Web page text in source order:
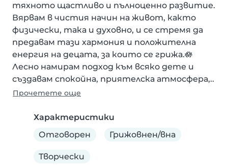
тяхното щастливо и пълноценно развитие.
Вярвам в чистия начин на живот, както
физически, така и духовно, и се стремя да
предавам тази хармония и положителна
енергия на децата, за които се грижа.🪷
Лесно намирам подход към всяко дете и
създавам спокойна, приятелска атмосфера,..
Прочетете още
Характеристики
Отговорен
Грижовнен/вна
Творчески